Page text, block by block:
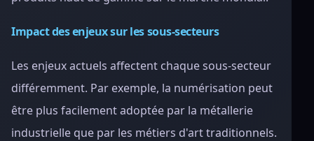
Impact des enjeux sur les sous-secteurs
Les enjeux actuels affectent chaque sous-secteur
différemment. Par exemple, la numérisation peut
être plus facilement adoptée par la métallerie
industrielle que par les métiers d'art traditionnels.